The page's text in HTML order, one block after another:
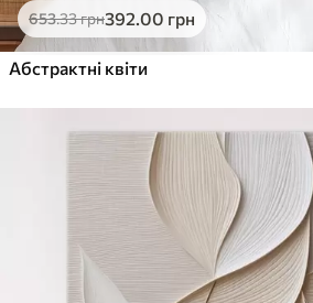
653.33грн392.00 грн
Абстрактні квіти